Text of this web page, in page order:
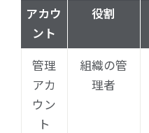
アカウ
ント
役割
管理
アカ
ウン
ト
組織の管
理者